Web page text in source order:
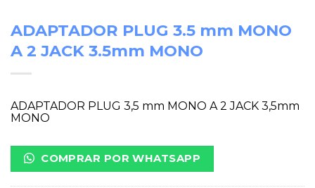
ADAPTADOR PLUG 3.5 mm MONO
A 2 JACK 3.5mm MONO
ADAPTADOR PLUG 3,5 mm MONO A 2 JACK 3,5mm
MONO
COMPRAR POR WHATSAPP